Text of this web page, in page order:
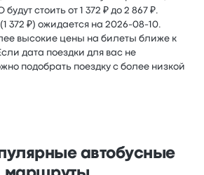
стоить от 1 372 ₽ до 2 867 ₽.
372 ₽) ожидается на 2026-08-10.
высокие цены на билеты ближе к
дата поездки для вас не
подобрать поездку с более низкой
автобусные